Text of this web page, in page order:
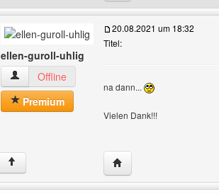
ellen-guroll-uhlig
ellen-guroll-uhlig Benutzer-Profile anzeigen
Offline
Premium
20.08.2021 um 18:32
Titel:
na dann...
Vielen Dank!!!
↑ Website dieses